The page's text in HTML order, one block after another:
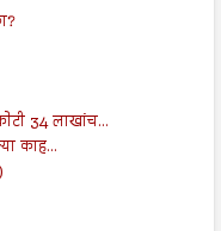
34 लाखांच...
काह...